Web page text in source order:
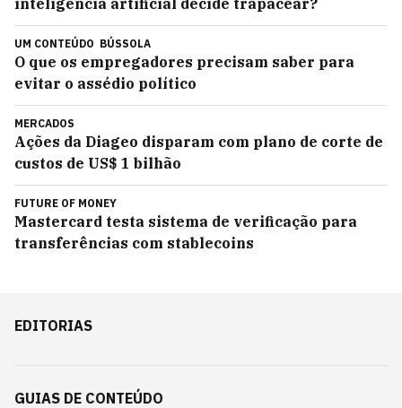
inteligência artificial decide trapacear?
UM CONTEÚDO BÚSSOLA
O que os empregadores precisam saber para
evitar o assédio político
MERCADOS
Ações da Diageo disparam com plano de corte de
custos de US$ 1 bilhão
FUTURE OF MONEY
Mastercard testa sistema de verificação para
transferências com stablecoins
EDITORIAS
GUIAS DE CONTEÚDO